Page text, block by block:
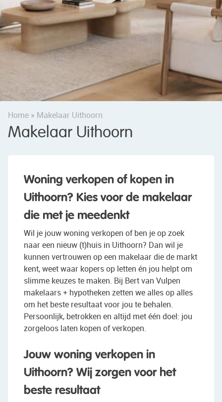
Home » Makelaar Uithoorn
Makelaar Uithoorn
Woning verkopen of kopen in
Uithoorn? Kies voor de makelaar
die met je meedenkt
Wil je jouw woning verkopen of ben je op zoek
naar een nieuw (t)huis in Uithoorn? Dan wil je
kunnen vertrouwen op een makelaar die de markt
kent, weet waar kopers op letten én jou helpt om
slimme keuzes te maken. Bij Bert van Vulpen
makelaars + hypotheken zetten we alles op alles
om het beste resultaat voor jou te behalen.
Persoonlijk, betrokken en altijd met één doel: jou
zorgeloos laten kopen of verkopen.
Jouw woning verkopen in
Uithoorn? Wij zorgen voor het
beste resultaat